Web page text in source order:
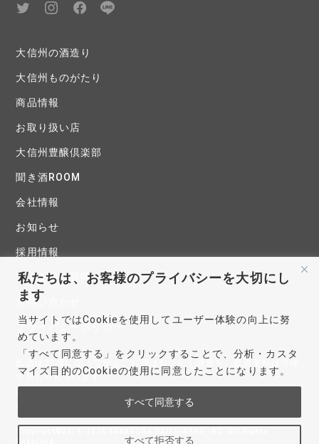
私たちは、お客様のプライバシーを大切にし
ます
当サイトではCookieを使用してユーザー体験の向上に努
めています。
「すべて同意する」をクリックすることで、分析・カスタ
マイズ目的のCookieの使用に同意したことになります。
すべて拒否する
すべて同意する
大信州の酒造り
大信州ものがたり
商品情報
お取り扱い店
大信州豊醸倶楽部
聞き酒ROOM
会社情報
お知らせ
採用情報
よくあるご質問
お問い合わせ
プライバシーポリシー
飲酒は20歳になってから。お酒はおいしく適量を。飲酒運転は法律
で禁じられています。
妊娠中や授乳期の飲酒は、胎児・乳児の発育に悪影響を与えるおそ